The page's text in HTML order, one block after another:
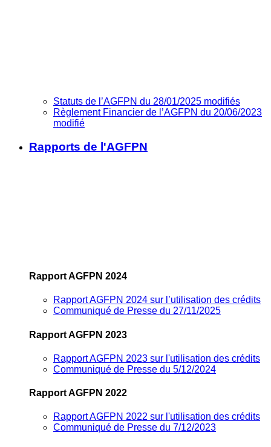
Statuts de l’AGFPN du 28/01/2025 modifiés
Règlement Financier de l’AGFPN du 20/06/2023
modifié
Rapports de l'AGFPN
Rapport AGFPN 2024
Rapport AGFPN 2024 sur l’utilisation des crédits
Communiqué de Presse du 27/11/2025
Rapport AGFPN 2023
Rapport AGFPN 2023 sur l'utilisation des crédits
Communiqué de Presse du 5/12/2024
Rapport AGFPN 2022
Rapport AGFPN 2022 sur l'utilisation des crédits
Communiqué de Presse du 7/12/2023